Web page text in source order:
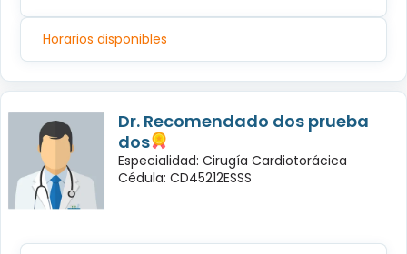
Horarios disponibles
Dr. Recomendado dos prueba
dos
Especialidad: Cirugía Cardiotorácica
Cédula: CD45212ESSS